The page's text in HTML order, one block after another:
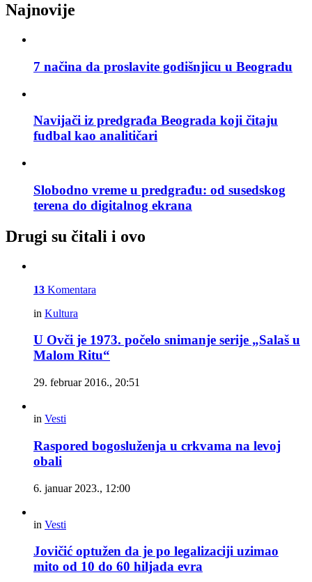
Najnovije
7 načina da proslavite godišnjicu u Beogradu
Navijači iz predgrađa Beograda koji čitaju
fudbal kao analitičari
Slobodno vreme u predgrađu: od susedskog
terena do digitalnog ekrana
Drugi su čitali i ovo
13 Komentara
in Kultura
U Ovči je 1973. počelo snimanje serije „Salaš u
Malom Ritu“
29. februar 2016., 20:51
in Vesti
Raspored bogosluženja u crkvama na levoj
obali
6. januar 2023., 12:00
in Vesti
Jovičić optužen da je po legalizaciji uzimao
mito od 10 do 60 hiljada evra